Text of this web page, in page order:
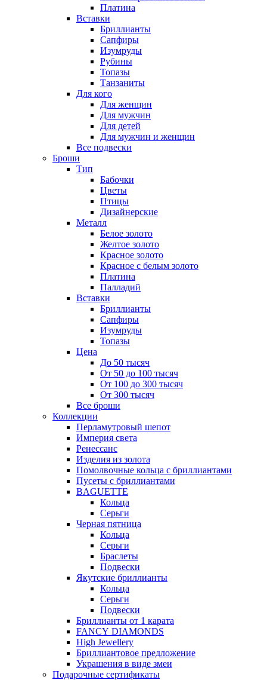
Платина
Вставки
Бриллианты
Сапфиры
Изумруды
Рубины
Топазы
Танзаниты
Для кого
Для женщин
Для мужчин
Для детей
Для мужчин и женщин
Все подвески
Броши
Тип
Бабочки
Цветы
Птицы
Дизайнерские
Металл
Белое золото
Желтое золото
Красное золото
Красное с белым золото
Платина
Палладий
Вставки
Бриллианты
Сапфиры
Изумруды
Топазы
Цена
До 50 тысяч
От 50 до 100 тысяч
От 100 до 300 тысяч
От 300 тысяч
Все броши
Коллекции
Перламутровый шепот
Империя света
Ренессанс
Изделия из золота
Помолвочные кольца с бриллиантами
Пусеты с бриллиантами
BAGUETTE
Кольца
Серьги
Черная пятница
Кольца
Серьги
Браслеты
Подвески
Якутские бриллианты
Кольца
Серьги
Подвески
Бриллианты от 1 карата
FANCY DIAMONDS
High Jewellery
Бриллиантовое предложение
Украшения в виде змеи
Подарочные сертификаты